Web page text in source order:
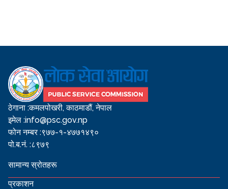
ठेगाना :कमलपोखरी, काठमाडौं, नेपाल
इमेल :info@psc.gov.np
फोन नम्बर :९७७-१-४७७१४९०
पो.ब.नं. :८९७९
सामान्य स्रोतहरू
प्रकाशन